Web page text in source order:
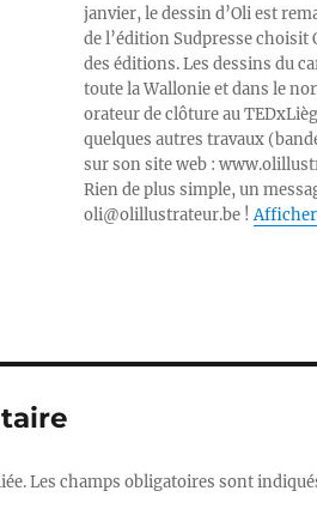
janvier, le dessin d’Oli est
de l’édition Sudpresse
des éditions. Les dessins du
toute la Wallonie et dans le
orateur de clôture au
quelques autres travaux
sur son site web :
Rien de plus simple, un
oli@olillustrateur.be !Afficher
Les champs obligatoires sont